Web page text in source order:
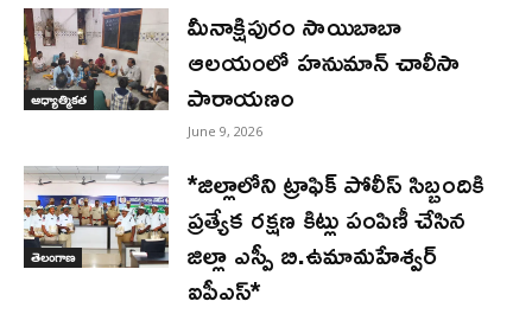
ఆధ్యాత్మికత
మీనాక్షిపురం సాయిబాబా
ఆలయంలో హనుమాన్ చాలీసా
పారాయణం
June 9, 2026
తెలంగాణ
*జిల్లాలోని ట్రాఫిక్ పోలీస్ సిబ్బందికి
ప్రత్యేక రక్షణ కిట్లు పంపిణీ చేసిన
జిల్లా ఎస్పీ బి.ఉమామహేశ్వర్
ఐపీఎస్*